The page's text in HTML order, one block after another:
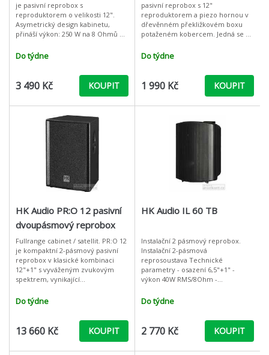
je pasivní reprobox s
reproduktorem o velikosti 12".
Asymetrický design kabinetu,
přináší výkon: 250 W na 8 Ohmů za
možné zachovat maximální
zvukovou kval
Do týdne
3 490 Kč KOUPIT
pasivní reprobox s 12"
reproduktorem a piezo hornou v
dřevěnném překližkovém boxu
potaženém kobercem. Jedná se o
výkonem 150 W. Frekvenční rozsah
je 55 Hz až 18 kH
Do týdne
1 990 Kč KOUPIT
HK Audio PR:O 12 pasivní
dvoupásmový reprobox
Fullrange cabinet / satellit. PR:O 12
je kompaktní 2-pásmový pasivní
reprobox v klasické kombinaci
12"+1" s vyváženým zvukovým
spektrem, vynikající
a vysokým akustickým tlakem.
DuoTilt™ pa
Do týdne
13 660 Kč KOUPIT
HK Audio IL 60 TB
Instalační 2 pásmový reprobox.
Instalační 2-pásmová
reprosoustava Technické
parametry - osazení 6,5"+1" -
výkon 40W RMS/8Ohm -
přepínač výkonů 2,5,10,20,30 W -
včetně
Do týdne
2 770 Kč KOUPIT